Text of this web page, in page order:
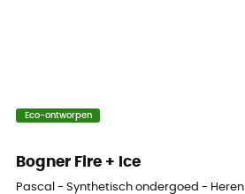
Eco-ontworpen
Bogner Fire + Ice
Pascal - Synthetisch ondergoed - Heren